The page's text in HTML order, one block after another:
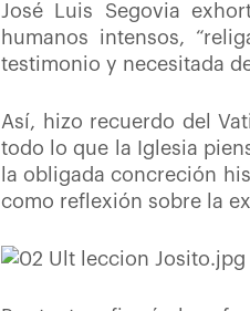
José Luis Segovia
humanos intensos,
testimonio y necesitada
Así, hizo recuerdo del
todo lo que la Iglesia
la obligada concreción
como reflexión sobre la